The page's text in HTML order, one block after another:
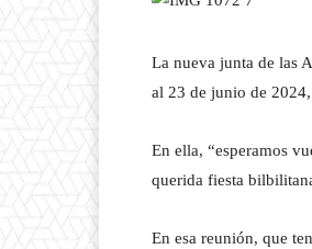
La nueva junta de las
al 23 de junio de
En ella, “esperamos
querida fiesta
En esa reunión, que